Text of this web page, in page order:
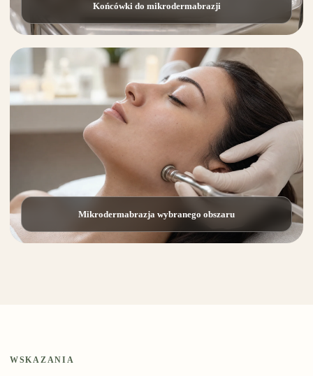
Końcówki do mikrodermabrazji
Mikrodermabrazja wybranego obszaru
WSKAZANIA